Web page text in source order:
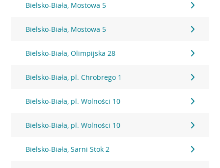
Bielsko-Biała, Mostowa 5
Bielsko-Biała, Mostowa 5
Bielsko-Biała, Olimpijska 28
Bielsko-Biała, pl. Chrobrego 1
Bielsko-Biała, pl. Wolności 10
Bielsko-Biała, pl. Wolności 10
Bielsko-Biała, Sarni Stok 2